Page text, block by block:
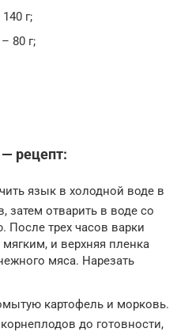
г;
80 г;
рецепт:
язык в холодной воде в
затем отварить в воде со
После трех часов варки
мягким, и верхняя пленка
мяса. Нарезать
картофель и морковь.
до готовности,